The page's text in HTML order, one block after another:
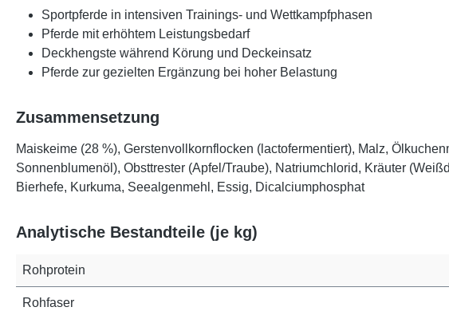
Sportpferde in intensiven Trainings- und Wettkampfphasen
Pferde mit erhöhtem Leistungsbedarf
Deckhengste während Körung und Deckeinsatz
Pferde zur gezielten Ergänzung bei hoher Belastung
Zusammensetzung
Maiskeime (28 %), Gerstenvollkornflocken (lactofermentiert), Malz,
Sonnenblumenöl), Obsttrester (Apfel/Traube), Natriumchlorid, Kräuter
Bierhefe, Kurkuma, Seealgenmehl, Essig, Dicalciumphosphat
Analytische Bestandteile (je kg)
Rohprotein
Rohfaser